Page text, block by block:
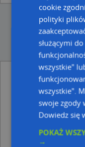
Prima Mebel
Wojciechowski
pobliżu
Beatus
Przemyśl
Centrum
Dworskiego 97A, 37-
cookie
polityki
służącymi
wszystkie"
wszystkie".
swoje zgody
Dowiedz się
POKAŻ
→